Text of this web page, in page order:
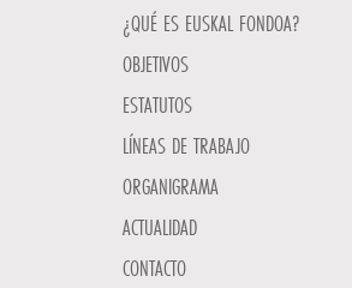
¿QUÉ ES EUSKAL FONDOA?
OBJETIVOS
ESTATUTOS
LÍNEAS DE TRABAJO
ORGANIGRAMA
ACTUALIDAD
CONTACTO